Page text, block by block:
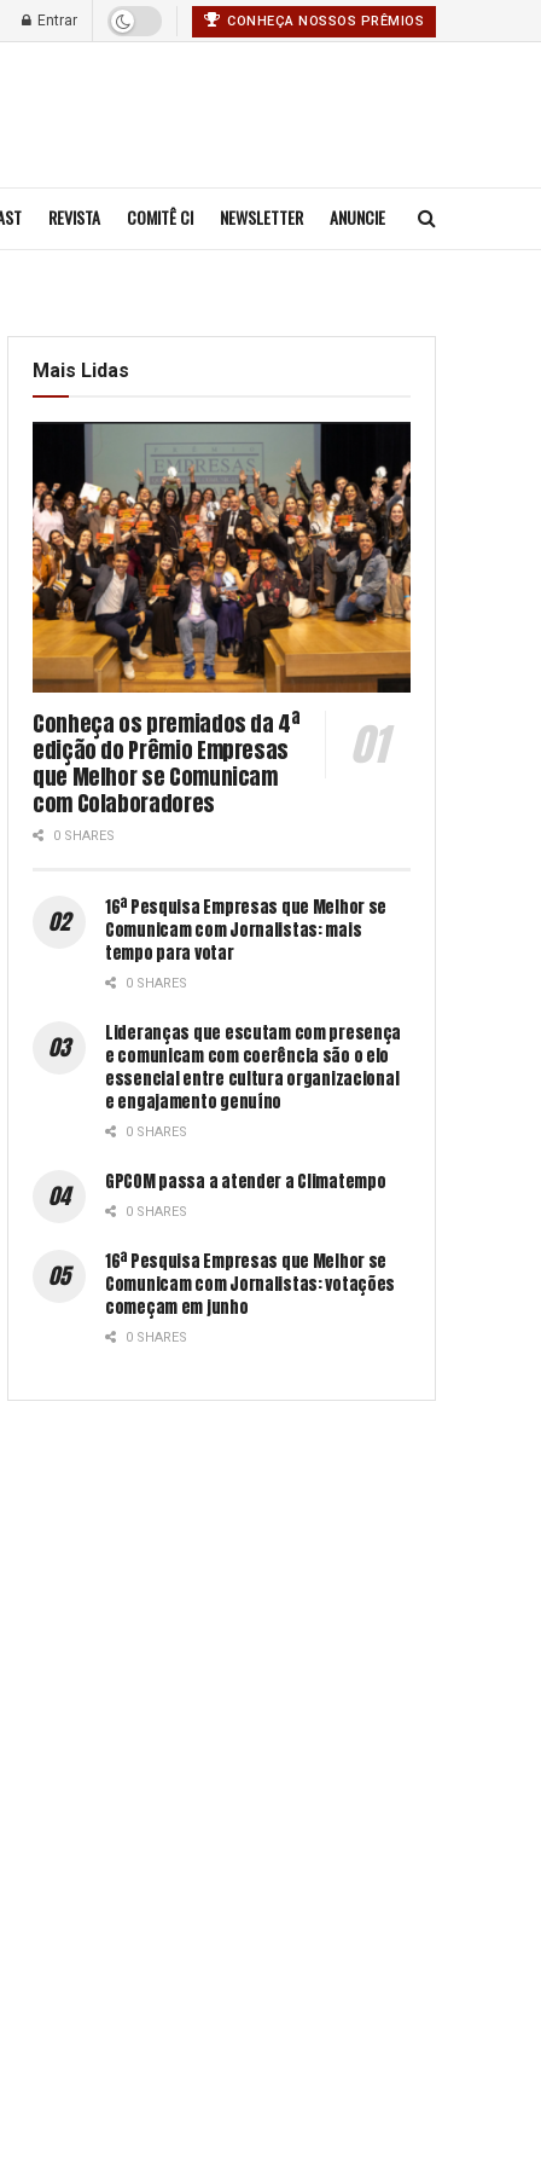
Entrar CONHEÇA NOSSOS PRÊMIOS
REVISTA COMITÊ CI NEWSLETTER ANUNCIE
Mais Lidas
Conheça os premiados da 4ª
edição do Prêmio Empresas
que Melhor se Comunicam
com Colaboradores
0 SHARES
16ª Pesquisa Empresas que Melhor se
Comunicam com Jornalistas: mais
tempo para votar
0 SHARES
Lideranças que escutam com presença
e comunicam com coerência são o elo
essencial entre cultura organizacional
e engajamento genuíno
0 SHARES
GPCOM passa a atender a Climatempo
0 SHARES
16ª Pesquisa Empresas que Melhor se
Comunicam com Jornalistas: votações
começam em junho
0 SHARES